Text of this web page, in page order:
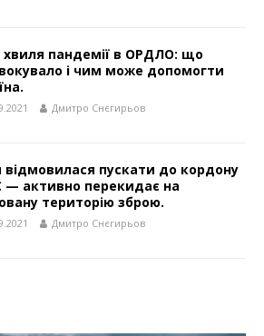
хвиля пандемії в ОРДЛО: що
і чим може допомогти
Дмитро Снєгирьов
відмовилася пускати до кордону
— активно перекидає на
територію зброю.
Дмитро Снєгирьов